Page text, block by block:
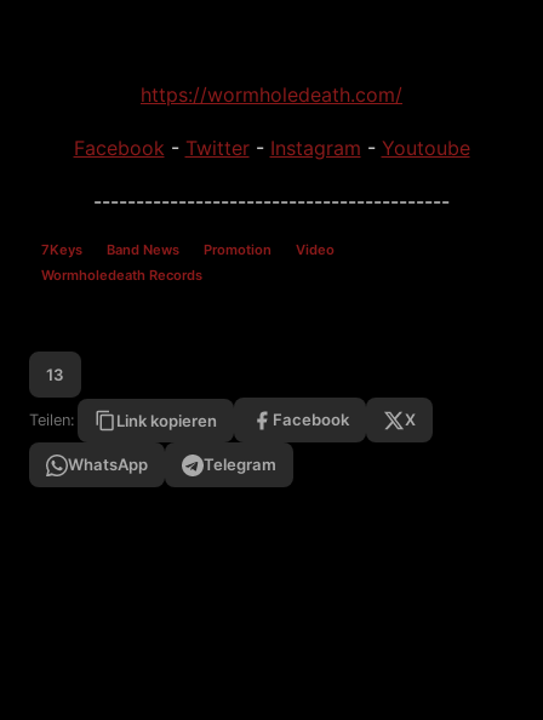
https://wormholedeath.com/
Facebook - Twitter - Instagram - Youtoube
------------------------------------------
7Keys Band News Promotion
Video
Wormholedeath Records
13
Teilen: Link kopieren Facebook X
WhatsApp Telegram